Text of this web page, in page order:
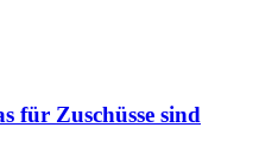
für Zuschüsse sind